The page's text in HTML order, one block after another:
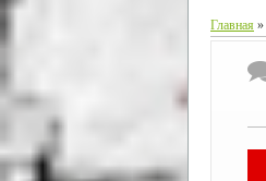
Главная »